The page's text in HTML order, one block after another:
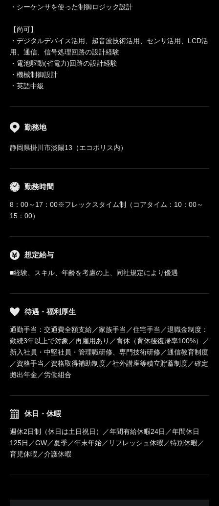
・シーケンサを使った制御ロジック設計
【尚可】
・デジタルデバイス活用、超音波技術活用、センサ活用、LCD活
用、通信、信号処理回路の設計経験
・電池駆動(省電力)回路の設計経験
・機械制御設計
・英語中級
勤務地
静岡県掛川市淡陽13（エコポリス内）
勤務時間
8：00～17：00※フレックスタイム制（コアタイム：10：00～
15：00）
想定給与
■経験、スキル、年齢を考慮の上、同社規定により優遇
待遇・福利厚生
通勤手当：交通費全額支給／家族手当／住宅手当／退職金制度：
勤続3年以上で対象／再雇用あり／育休（育休後復帰率100%）／
新入社員・中堅社員・管理職研修、専門技術研修／通信教育制度
／資格手当／資格取得補助制度／社外講座等積立貯蓄制度／確定
拠出年金／労働組合
休日・休暇
週休2日制（休日は土日祝日）／年間有給休暇24日／年間休日
125日／GW／夏季／年末年始／リフレッシュ休暇／特別休暇／
育児休暇／介護休暇